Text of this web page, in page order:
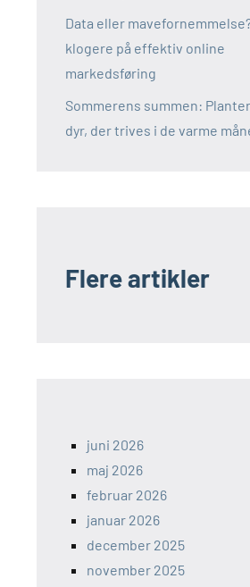
Data eller
klogere på effektiv online
markedsføring
Sommerens summen:
dyr, der trives i de varme
Flere artikler
juni 2026
maj 2026
februar 2026
januar 2026
december 2025
november 2025